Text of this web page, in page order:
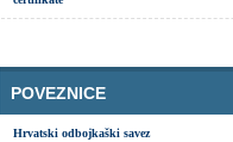
POVEZNICE
Hrvatski odbojkaški savez